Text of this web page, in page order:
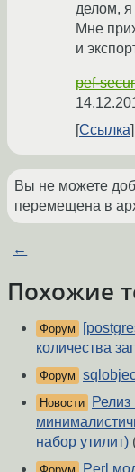
делом, я
Мне
и
pef-
Ссылка
Вы не можете
перемещена в
←
Похожие
Форум
количества
Форум
Новости
набор утилит)
Perl